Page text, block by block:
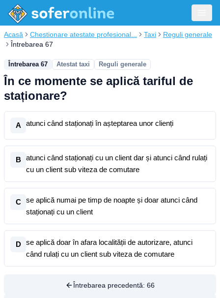
Acasă Chestionare atestate profesional... Taxi
Reguli generale
Întrebarea 67
Întrebarea 67 Atestat taxi Reguli generale
În ce momente se aplică tariful de
staționare?
A atunci când staționați în așteptarea unor clienți
B
atunci când staționați cu un client dar și atunci când rulați
cu un client sub viteza de comutare
C
se aplică numai pe timp de noapte și doar atunci când
staționați cu un client
D
se aplică doar în afara localității de autorizare, atunci
când rulați cu un client sub viteza de comutare
Întrebarea precedentă: 66